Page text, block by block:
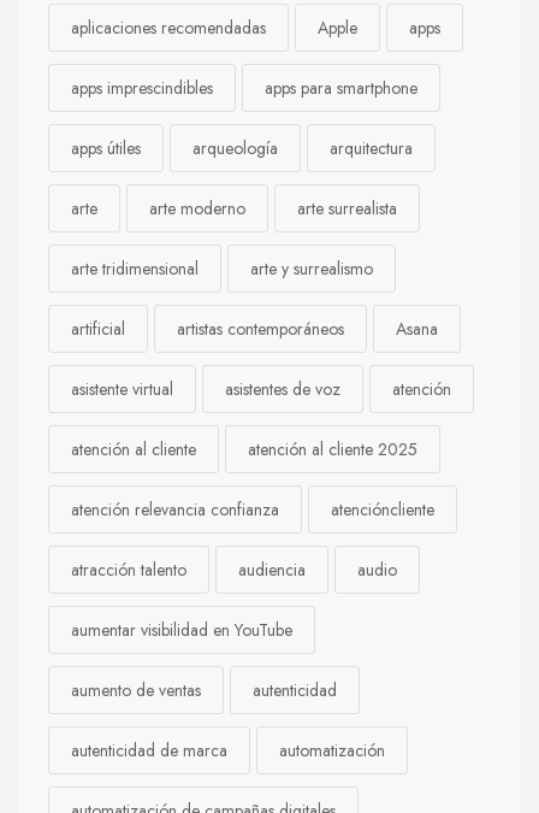
aplicaciones recomendadas Apple apps
apps imprescindibles apps para smartphone
apps útiles arqueología arquitectura
arte arte moderno arte surrealista
arte tridimensional arte y surrealismo
artificial artistas contemporáneos Asana
asistente virtual asistentes de voz atención
atención al cliente atención al cliente 2025
atención relevancia confianza atencióncliente
atracción talento audiencia audio
aumentar visibilidad en YouTube
aumento de ventas autenticidad
autenticidad de marca automatización